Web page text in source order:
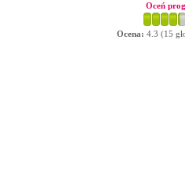
Oceń
Ocena: 4.3 (15